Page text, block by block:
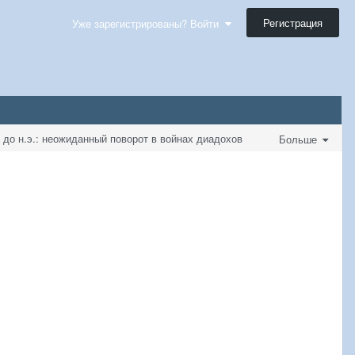
Уже зарегистрированы? Войти Регистрация
Больше
до н.э.: неожиданный поворот в войнах диадохов